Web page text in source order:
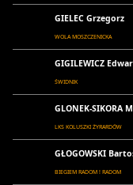
GIELEC Grzegorz
WOLA MOSZCZENICKA
GIGILEWICZ
ŚWIDNIK
GLONEK-SIKORA
LKS KOLUSZKI ŻYRARDÓW
GŁOGOWSKI
BIEGIEM RADOM ! RADOM